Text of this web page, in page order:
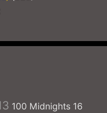
100 Midnights 16